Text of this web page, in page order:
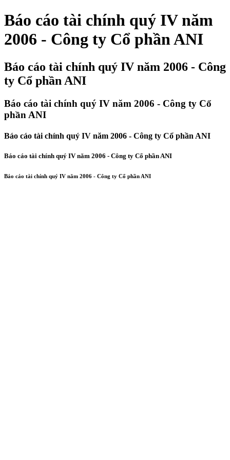
Báo cáo tài chính quý IV năm
2006 - Công ty Cổ phần ANI
Báo cáo tài chính quý IV năm 2006 - Công
ty Cổ phần ANI
Báo cáo tài chính quý IV năm 2006 - Công ty Cổ
phần ANI
Báo cáo tài chính quý IV năm 2006 - Công ty Cổ phần ANI
Báo cáo tài chính quý IV năm 2006 - Công ty Cổ phần ANI
Báo cáo tài chính quý IV năm 2006 - Công ty Cổ phần ANI